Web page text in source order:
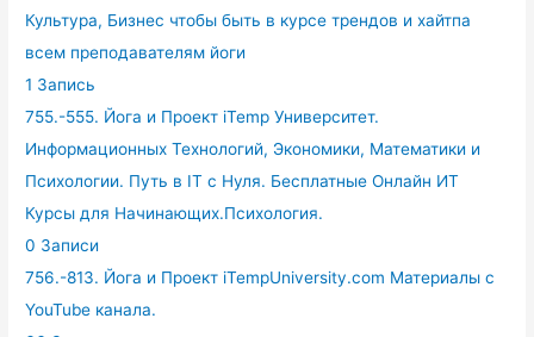
Культура, Бизнес чтобы быть в курсе трендов и хайтпа
всем преподавателям йоги
1 Запись
755.-555. Йога и Проект iTemp Университет.
Информационных Технологий, Экономики, Математики и
Психологии. Путь в IT с Нуля. Бесплатные Онлайн ИТ
Курсы для Начинающих.Психология.
0 Записи
756.-813. Йога и Проект iTempUniversity.com Материалы с
YouTube канала.